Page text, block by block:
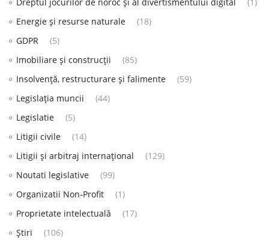
Energie și resurse naturale
(18)
GDPR
(5)
Imobiliare și construcții
(85)
Insolvență, restructurare și falimente
(59)
Legislația muncii
(44)
Legislatie
(5)
Litigii civile
(14)
Litigii și arbitraj internațional
(129)
Noutati legislative
(99)
Organizatii Non-Profit
(1)
Proprietate intelectuală
(17)
Știri
(106)